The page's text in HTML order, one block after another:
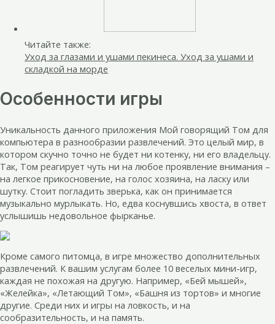
Читайте также:
Уход за глазами и ушами пекинеса. Уход за ушами и
складкой на морде
Особенности игры
Уникальность данного приложения Мой говорящий Том для
компьютера в разнообразии развлечений. Это целый мир, в
котором скучно точно не будет ни котенку, ни его владельцу.
Так, Том реагирует чуть ни на любое проявление внимания –
на легкое прикосновение, на голос хозяина, на ласку или
шутку. Стоит погладить зверька, как он принимается
музыкально мурлыкать. Но, едва коснувшись хвоста, в ответ
услышишь недовольное фырканье.
Кроме самого питомца, в игре множество дополнительных
развлечений. К вашим услугам более 10 веселых мини-игр,
каждая не похожая на другую. Например, «Бей мышей»,
«Желейка», «Летающий Том», «Башня из тортов» и многие
другие. Среди них и игры на ловкость, и на
сообразительность, и на память.